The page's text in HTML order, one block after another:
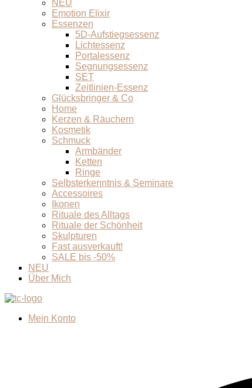
NEU
Emotion Elixir
Essenzen
5D-Aufstiegsessenz
Lichtessenz
Portalessenz
Segnungsessenz
SET
Zeitlinien-Essenz
Glücksbringer & Co
Home
Kerzen & Räuchern
Kosmetik
Schmuck
Armbänder
Ketten
Ringe
Selbsterkenntnis & Seminare
Accessoires
Ikonen
Rituale des Alltags
Rituale der Schönheit
Skulpturen
Fast ausverkauft!
SALE bis -50%
NEU
Über Mich
Mein Konto